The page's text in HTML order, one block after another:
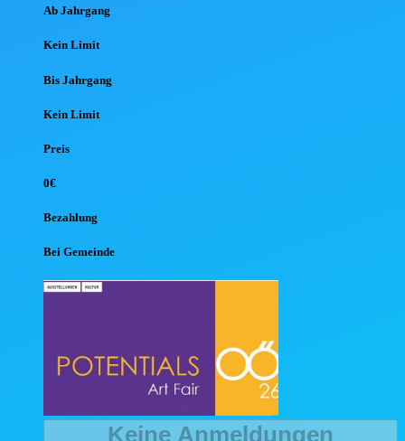
Ab Jahrgang
Kein Limit
Bis Jahrgang
Kein Limit
Preis
0€
Bezahlung
Bei Gemeinde
Keine Anmeldungen